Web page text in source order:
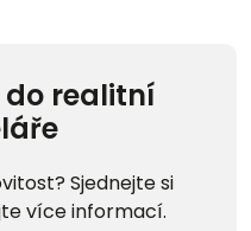
realitní
Sjednejte si
více informací.